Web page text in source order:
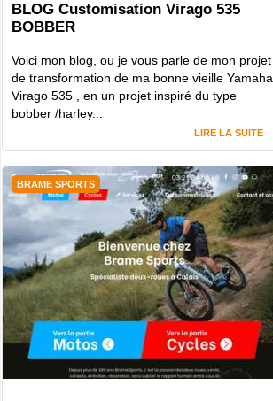
BLOG Customisation Virago 535
BOBBER
Voici mon blog, ou je vous parle de mon projet
de transformation de ma bonne vieille Yamaha
Virago 535 , en un projet inspiré du type
bobber /harley...
LIRE LA SUITE
BRAME SPORTS